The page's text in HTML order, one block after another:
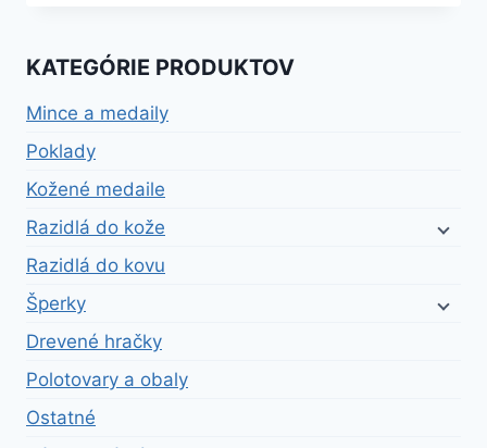
KATEGÓRIE PRODUKTOV
Mince a medaily
Poklady
Kožené medaile
Razidlá do kože
Razidlá do kovu
Šperky
Drevené hračky
Polotovary a obaly
Ostatné